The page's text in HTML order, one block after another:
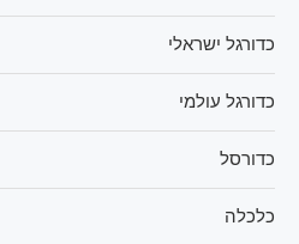
כדורגל ישראלי
כדורגל עולמי
כדורסל
כלכלה